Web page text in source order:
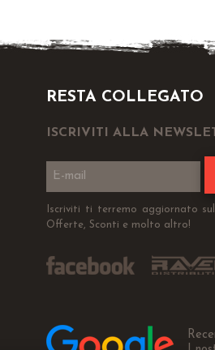
RESTA COLLEGATO
ISCRIVITI ALLA
Iscriviti ti terremo aggiornato
Offerte, Sconti e molto altro!